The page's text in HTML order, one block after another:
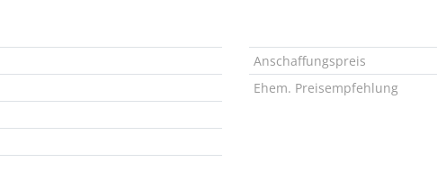
Anschaffungspreis
Ehem. Preisempfehlung